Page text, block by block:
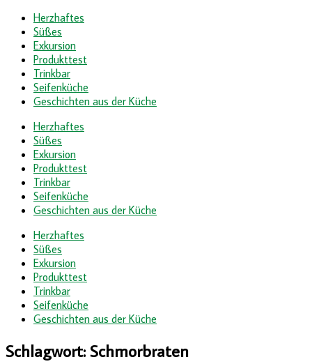
Herzhaftes
Süßes
Exkursion
Produkttest
Trinkbar
Seifenküche
Geschichten aus der Küche
Herzhaftes
Süßes
Exkursion
Produkttest
Trinkbar
Seifenküche
Geschichten aus der Küche
Herzhaftes
Süßes
Exkursion
Produkttest
Trinkbar
Seifenküche
Geschichten aus der Küche
Schlagwort:Schmorbraten